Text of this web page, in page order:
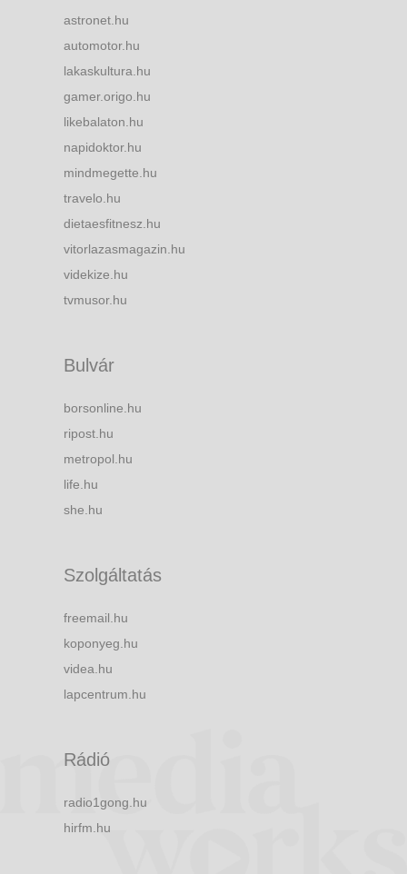
astronet.hu
automotor.hu
lakaskultura.hu
gamer.origo.hu
likebalaton.hu
napidoktor.hu
mindmegette.hu
travelo.hu
dietaesfitnesz.hu
vitorlazasmagazin.hu
videkize.hu
tvmusor.hu
Bulvár
borsonline.hu
ripost.hu
metropol.hu
life.hu
she.hu
Szolgáltatás
freemail.hu
koponyeg.hu
videa.hu
lapcentrum.hu
Rádió
radio1gong.hu
hirfm.hu